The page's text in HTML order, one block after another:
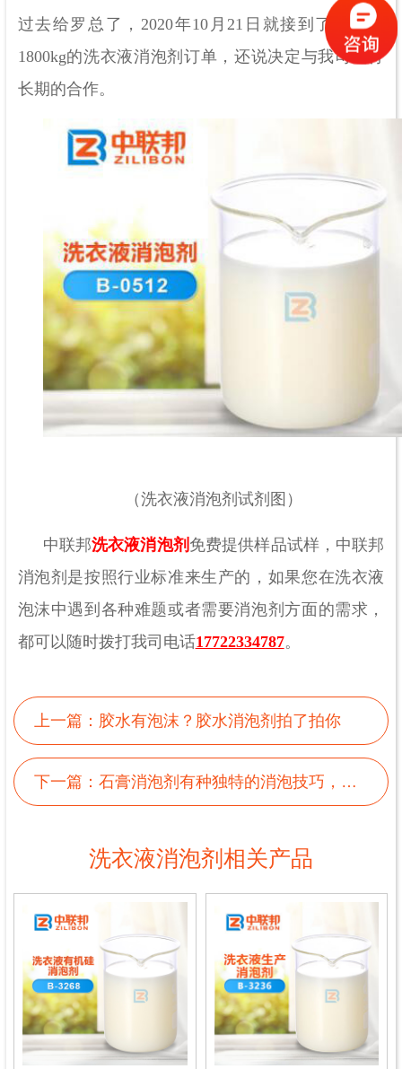
过去给罗总了， 2020年10月21日就接到了罗总的
1800kg的洗衣液消泡剂订单，还说决定与我司进行
长期的合作。
（洗衣液消泡剂试剂图）
中联邦洗衣液消泡剂 免费提供样品试样，中联邦
消泡剂是按照行业标准来生产的，如果您在洗衣液
泡沫中遇到各种难题或者需要消泡剂方面的需求，
都可以随时拨打我司电话17722334787。
上一篇： 胶水有泡沫？胶水消泡剂拍了拍你
下一篇： 石膏消泡剂有种独特的消泡技巧，你想知道吗？
洗衣液消泡剂相关产品